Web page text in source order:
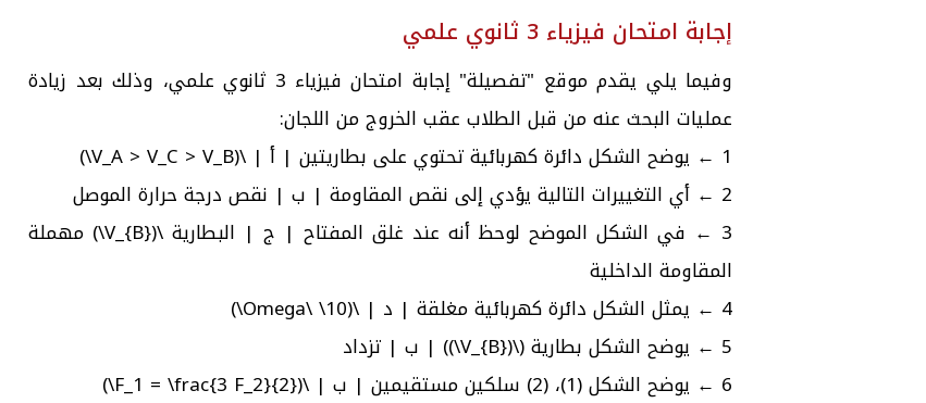
إجابة امتحان فيزياء 3 ثانوي علمي
وفيما يلي يقدم موقع "تفصيلة" إجابة امتحان فيزياء 3 ثانوي علمي، وذلك بعد زيادة
عمليات البحث عنه من قبل الطلاب عقب الخروج من اللجان:
1 ← يوضح الشكل دائرة كهربائية تحتوي على بطاريتين | أ | \(V_A > V_C > V_B\)
2 ← أي التغييرات التالية يؤدي إلى نقص المقاومة | ب | نقص درجة حرارة الموصل
3 ← في الشكل الموضح لوحظ أنه عند غلق المفتاح | ج | البطارية \(V_{B}\) مهملة
المقاومة الداخلية
4 ← يمثل الشكل دائرة كهربائية مغلقة | د | \(10\ \Omega\)
5 ← يوضح الشكل بطارية (\(V_{B}\)) | ب | تزداد
6 ← يوضح الشكل (1)، (2) سلكين مستقيمين | ب | \(F_1 = \frac{3 F_2}{2}\)